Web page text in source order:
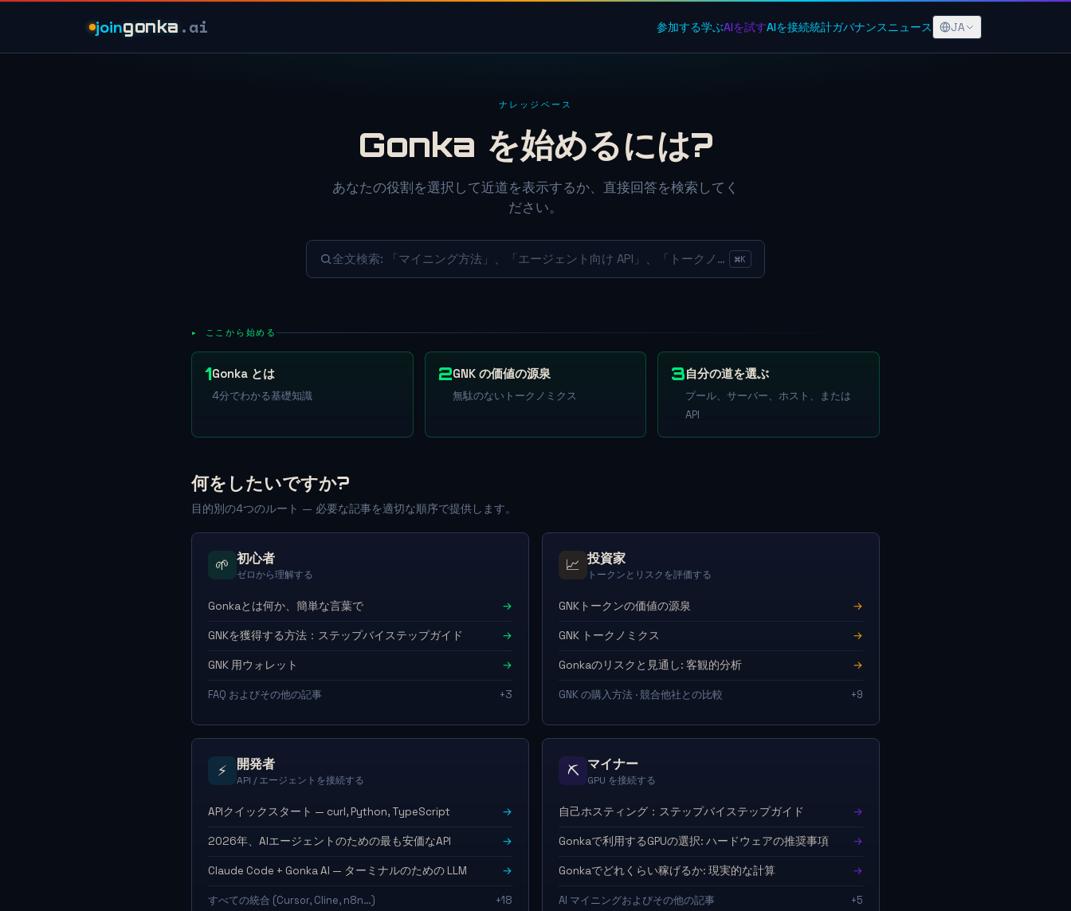
joingonka .ai 参加する学ぶAIを試すAIを接続統計ガバナンスニュース JA
ナレッジベース
Gonka を始めるには?
あなたの役割を選択して近道を表示するか、直接回答を検索してく
ださい。
全文検索: 「マイニング方法」、「エージェント向け API」、「トークノミクス」…
⌘K
▸ ここから始める
1Gonka とは
4分でわかる基礎知識
2GNK の価値の源泉
無駄のないトークノミクス
3自分の道を選ぶ
プール、サーバー、ホスト、または
API
何をしたいですか?
目的別の4つのルート — 必要な記事を適切な順序で提供します。
🌱 初心者
ゼロから理解する
Gonkaとは何か、簡単な言葉で →
GNKを獲得する方法：ステップバイステップガイド →
GNK 用ウォレット →
FAQ およびその他の記事 +3
📈 投資家
トークンとリスクを評価する
GNKトークンの価値の源泉 →
GNK トークノミクス →
Gonkaのリスクと見通し: 客観的分析 →
GNK の購入方法 · 競合他社との比較 +9
⚡ 開発者
API / エージェントを接続する
APIクイックスタート — curl, Python, TypeScript →
2026年、AIエージェントのための最も安価なAPI →
Claude Code + Gonka AI — ターミナルのための LLM →
すべての統合 (Cursor, Cline, n8n…) +18
⛏ マイナー
GPU を接続する
自己ホスティング：ステップバイステップガイド →
Gonkaで利用するGPUの選択: ハードウェアの推奨事項 →
Gonkaでどれくらい稼げるか: 現実的な計算 →
AI マイニングおよびその他の記事 +5